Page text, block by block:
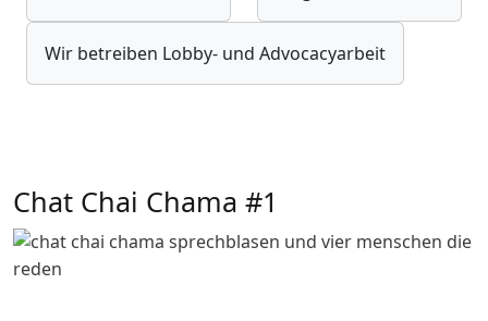
Wir betreiben Lobby- und Advocacyarbeit
Chat Chai Chama #1